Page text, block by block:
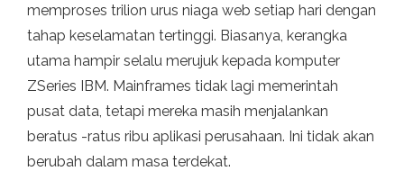
memproses trilion urus niaga web setiap hari dengan
tahap keselamatan tertinggi. Biasanya, kerangka
utama hampir selalu merujuk kepada komputer
ZSeries IBM. Mainframes tidak lagi memerintah
pusat data, tetapi mereka masih menjalankan
beratus -ratus ribu aplikasi perusahaan. Ini tidak akan
berubah dalam masa terdekat.